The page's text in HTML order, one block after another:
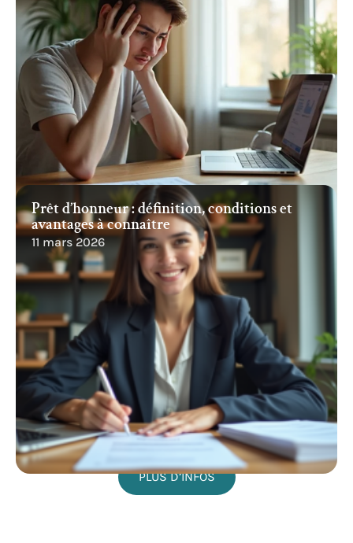
Prêt d’honneur : définition, conditions et
avantages à connaître
11 mars 2026
PLUS D’INFOS